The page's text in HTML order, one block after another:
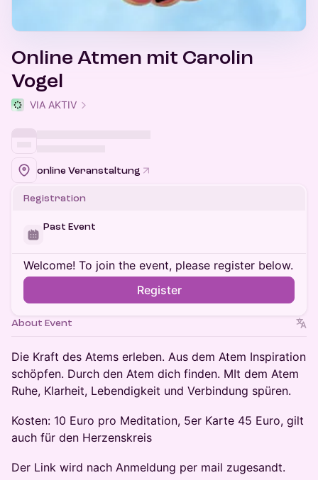
Online Atmen mit Carolin
Vogel
VIA AKTIV
online Veranstaltung
Registration
Past Event
Welcome! To join the event, please register below.
Register
About Event
Die Kraft des Atems erleben. Aus dem Atem Inspiration
schöpfen. Durch den Atem dich finden. MIt dem Atem
Ruhe, Klarheit, Lebendigkeit und Verbindung spüren.
​Kosten: 10 Euro pro Meditation, 5er Karte 45 Euro, gilt
auch für den Herzenskreis
​Der Link wird nach Anmeldung per mail zugesandt.